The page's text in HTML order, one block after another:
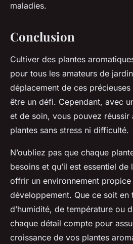
maladies.
Conclusion
Cultiver des plantes
pour tous les amateurs de
déplacement de ces précieuses
être un défi. Cependant, avec
et de soin, vous pouvez réussir
plantes sans stress ni difficulté.
N’oubliez pas que chaque
besoins et qu’il est essentiel
offrir un environnement propice
développement. Que ce soit en
d’humidité, de température ou
chaque détail compte pour
croissance de vos plantes